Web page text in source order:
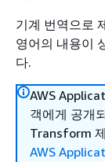
기계 번역으로
영어의 내용이
다.
AWS
객에게 공개
Transform
AWS